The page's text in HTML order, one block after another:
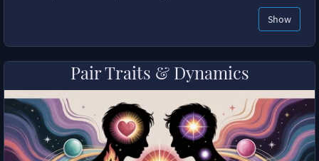
Show
Pair Traits & Dynamics